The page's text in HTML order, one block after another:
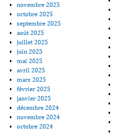
novembre 2025
octobre 2025
septembre 2025
août 2025
juillet 2025
juin 2025
mai 2025
avril 2025
mars 2025
février 2025
janvier 2025
décembre 2024
novembre 2024
octobre 2024